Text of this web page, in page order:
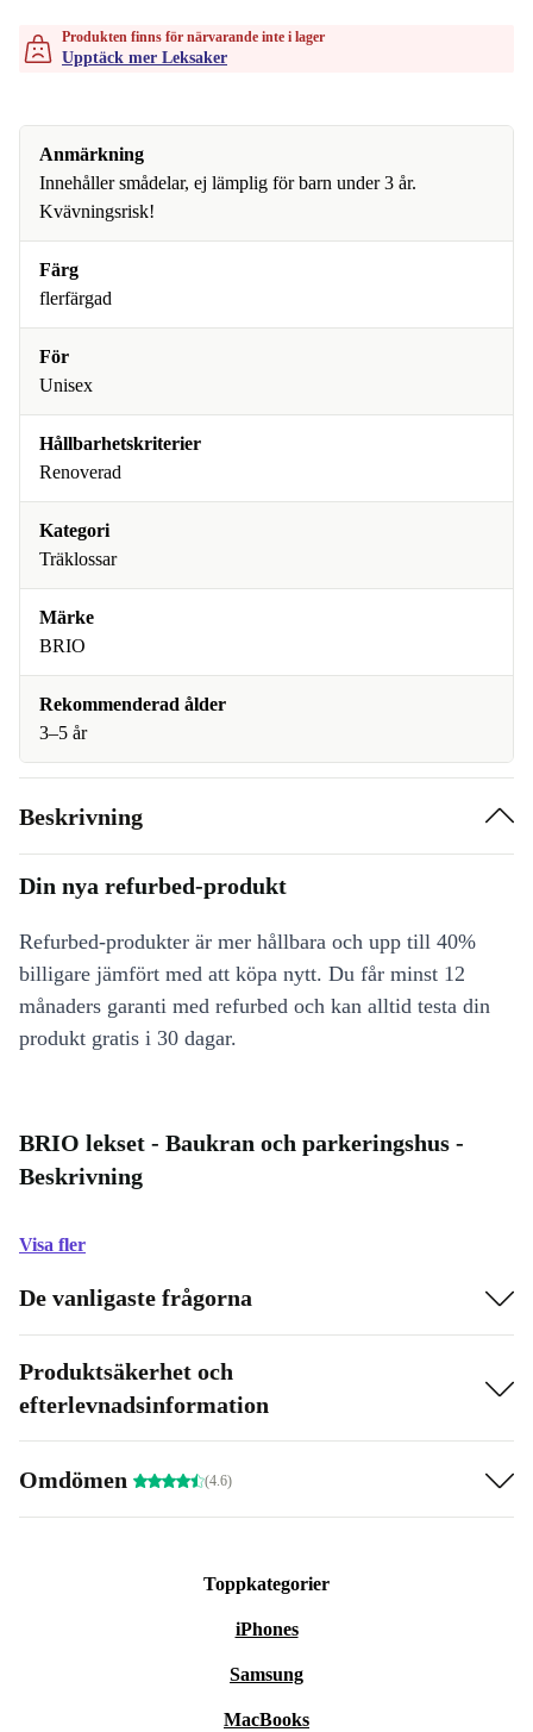
Produkten finns för närvarande inte i lager
Upptäck mer Leksaker
Anmärkning
Innehåller smådelar, ej lämplig för barn under 3 år.
Kvävningsrisk!
Färg
flerfärgad
För
Unisex
Hållbarhetskriterier
Renoverad
Kategori
Träklossar
Märke
BRIO
Rekommenderad ålder
3–5 år
Beskrivning
Din nya refurbed-produkt
Refurbed-produkter är mer hållbara och upp till 40%
billigare jämfört med att köpa nytt. Du får minst 12
månaders garanti med refurbed och kan alltid testa din
produkt gratis i 30 dagar.
BRIO lekset - Baukran och parkeringshus -
Beskrivning
Visa fler
De vanligaste frågorna
Produktsäkerhet och
efterlevnadsinformation
Omdömen (4.6)
Toppkategorier
iPhones
Samsung
MacBooks